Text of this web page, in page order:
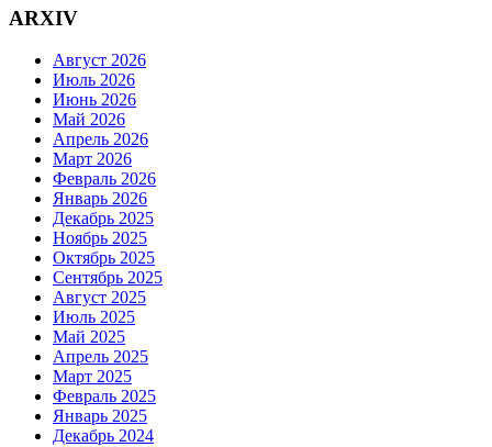
ARXIV
Август 2026
Июль 2026
Июнь 2026
Май 2026
Апрель 2026
Март 2026
Февраль 2026
Январь 2026
Декабрь 2025
Ноябрь 2025
Октябрь 2025
Сентябрь 2025
Август 2025
Июль 2025
Май 2025
Апрель 2025
Март 2025
Февраль 2025
Январь 2025
Декабрь 2024